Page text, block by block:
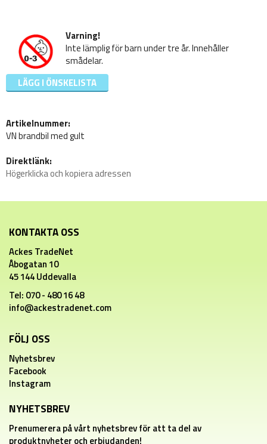
Varning!
Inte lämplig för barn under tre år. Innehåller
smådelar.
LÄGG I ÖNSKELISTA
Artikelnummer:
VN brandbil med gult
Direktlänk:
Högerklicka och kopiera adressen
KONTAKTA OSS
Ackes TradeNet
Åbogatan 10
45 144 Uddevalla
Tel: 070 - 480 16 48
info@ackestradenet.com
FÖLJ OSS
Nyhetsbrev
Facebook
Instagram
NYHETSBREV
Prenumerera på vårt nyhetsbrev för att ta del av
produktnyheter och erbjudanden!